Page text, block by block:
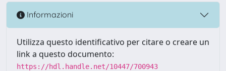
Informazioni
Utilizza questo identificativo per citare o creare un
link a questo documento:
https://hdl.handle.net/10447/700943